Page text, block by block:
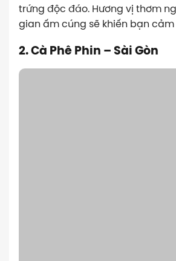
trứng độc đáo. Hương vị thơm
gian ấm cúng sẽ khiến bạn
2. Cà Phê Phin – Sài Gòn